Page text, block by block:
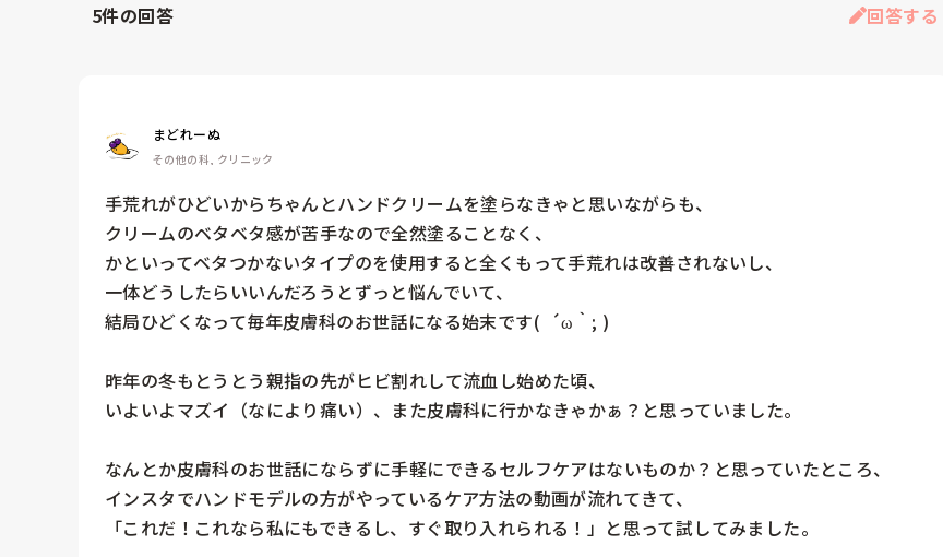
5件の回答 回答する
まどれーぬ
その他の科, クリニック
手荒れがひどいからちゃんとハンドクリームを塗らなきゃと思いながらも、
クリームのベタベタ感が苦手なので全然塗ることなく、
かといってベタつかないタイプのを使用すると全くもって手荒れは改善されないし、
一体どうしたらいいんだろうとずっと悩んでいて、
結局ひどくなって毎年皮膚科のお世話になる始末です(  ´ω｀; )
昨年の冬もとうとう親指の先がヒビ割れして流血し始めた頃、
いよいよマズイ（なにより痛い）、また皮膚科に行かなきゃかぁ？と思っていました。
なんとか皮膚科のお世話にならずに手軽にできるセルフケアはないものか？と思っていたところ、
インスタでハンドモデルの方がやっているケア方法の動画が流れてきて、
「これだ！これなら私にもできるし、すぐ取り入れられる！」と思って試してみました。